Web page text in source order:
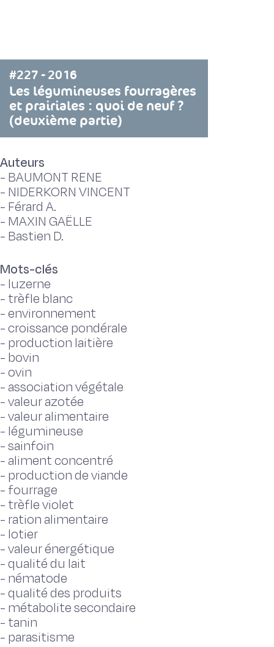
#227 - 2016
Les légumineuses fourragères
et prairiales : quoi de neuf ?
(deuxième partie)
Auteurs
- BAUMONT RENE
- NIDERKORN VINCENT
- Férard A.
- MAXIN GAËLLE
- Bastien D.
Mots-clés
- luzerne
- trèfle blanc
-environnement
-croissance pondérale
- production laitière
- bovin
-ovin
- association végétale
-valeur azotée
-valeur alimentaire
- légumineuse
-sainfoin
- aliment concentré
- production de viande
- fourrage
- trèfle violet
- ration alimentaire
- lotier
-valeur énergétique
-qualité du lait
- nématode
-qualité des produits
- métabolite secondaire
- tanin
- parasitisme